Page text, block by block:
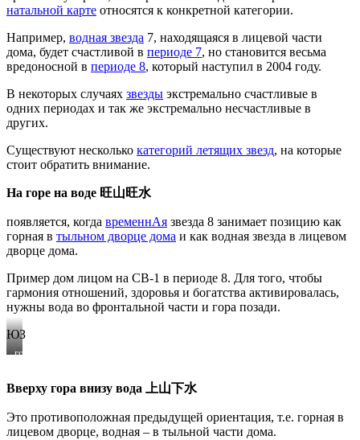
натальной карте относятся к конкретной категории.
Например, водная звезда 7, находящаяся в лицевой части
дома, будет счастливой в периоде 7, но становится весьма
вредоносной в периоде 8, который наступил в 2004 году.
В некоторых случаях звезды экстремально счастливые в
одних периодах и так же экстремально несчастливые в
других.
Существуют несколько категорий летящих звезд, на которые
стоит обратить внимание.
На горе на воде 旺山旺水
появляется, когда временнАя звезда 8 занимает позицию как
горная в тыльном дворце дома и как водная звезда в лицевом
дворце дома.
Пример дом лицом на СВ-1 в периоде 8. Для того, чтобы
гармония отношений, здоровья и богатства активировалась,
нужны вода во фронтальной части и гора позади.
ЮЗ
горная
звезда
Вверху гора внизу вода 上山下水
Это противоположная предыдущей ориентация, т.е. горная в
лицевом дворце, водная – в тыльной части дома.